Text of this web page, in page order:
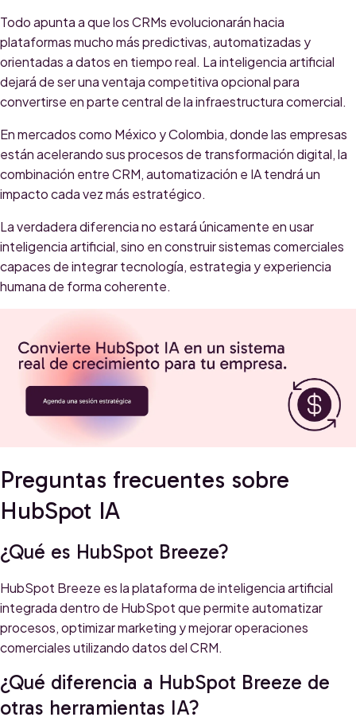
Todo apunta a que los CRMs evolucionarán hacia
plataformas mucho más predictivas, automatizadas y
orientadas a datos en tiempo real. La inteligencia artificial
dejará de ser una ventaja competitiva opcional para
convertirse en parte central de la infraestructura comercial.
En mercados como México y Colombia, donde las empresas
están acelerando sus procesos de transformación digital, la
combinación entre CRM, automatización e IA tendrá un
impacto cada vez más estratégico.
La verdadera diferencia no estará únicamente en usar
inteligencia artificial, sino en construir sistemas comerciales
capaces de integrar tecnología, estrategia y experiencia
humana de forma coherente.
Preguntas frecuentes sobre
HubSpot IA
¿Qué es HubSpot Breeze?
HubSpot Breeze es la plataforma de inteligencia artificial
integrada dentro de HubSpot que permite automatizar
procesos, optimizar marketing y mejorar operaciones
comerciales utilizando datos del CRM.
¿Qué diferencia a HubSpot Breeze de
otras herramientas IA?